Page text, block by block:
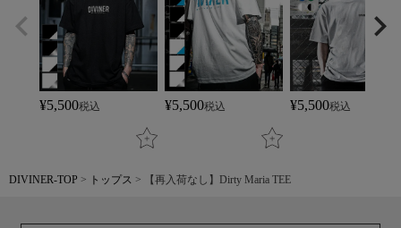
¥5,500税込 ¥5,500税込 ¥5,500税込
DIVINER-TOP トップス 【再入荷なし】Dirty Maria TEE